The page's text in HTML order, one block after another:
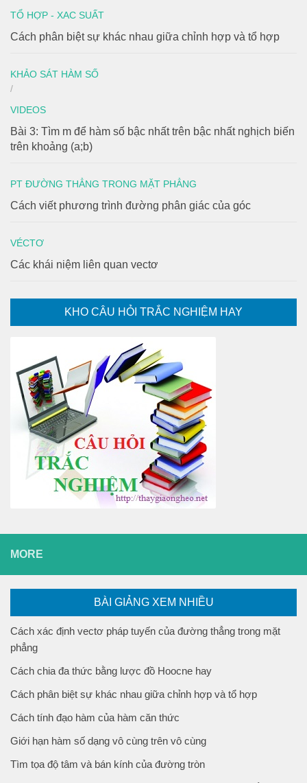
TỔ HỢP - XAC SUẤT
Cách phân biệt sự khác nhau giữa chỉnh hợp và tổ hợp
KHẢO SÁT HÀM SỐ
/
VIDEOS
Bài 3: Tìm m để hàm số bậc nhất trên bậc nhất nghịch biến
trên khoảng (a;b)
PT ĐƯỜNG THẲNG TRONG MẶT PHẲNG
Cách viết phương trình đường phân giác của góc
VÉCTƠ
Các khái niệm liên quan vectơ
KHO CÂU HỎI TRẮC NGHIỆM HAY
MORE
BÀI GIẢNG XEM NHIỀU
Cách xác định vectơ pháp tuyến của đường thẳng trong mặt
phẳng
Cách chia đa thức bằng lược đồ Hoocne hay
Cách phân biệt sự khác nhau giữa chỉnh hợp và tổ hợp
Cách tính đạo hàm của hàm căn thức
Giới hạn hàm số dạng vô cùng trên vô cùng
Tìm tọa độ tâm và bán kính của đường tròn